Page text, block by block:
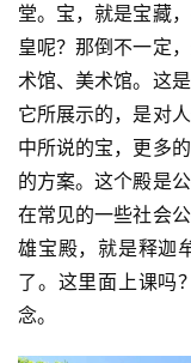
堂。宝，就是宝藏
皇呢？那倒不一定
术馆、美术馆。这
它所展示的，是对
中所说的宝，更多
的方案。这个殿是
在常见的一些社会
雄宝殿，就是释迦
了。这里面上课吗
念。